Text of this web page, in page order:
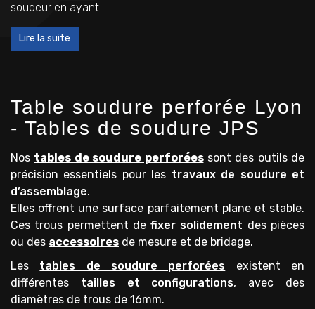
soudeur en ayant ...
Lire la suite
Table soudure perforée Lyon
- Tables de soudure JPS
Nos tables de soudure perforéessont des outils de
précision essentiels pour les travaux de soudure et
d’assemblage.
Elles offrent une surface parfaitement plane et stable.
Ces trous permettent defixer solidement des pièces
ou des accessoires de mesure et de bridage.
Les tables de soudure perforées existent en
différentes tailles et configurations, avec des
diamètres de trous de 16mm.